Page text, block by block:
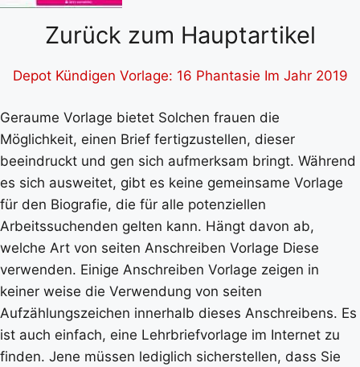
Zurück zum Hauptartikel
Depot Kündigen Vorlage: 16 Phantasie Im Jahr 2019
Geraume Vorlage bietet Solchen frauen die
Möglichkeit, einen Brief fertigzustellen, dieser
beeindruckt und gen sich aufmerksam bringt. Während
es sich ausweitet, gibt es keine gemeinsame Vorlage
für den Biografie, die für alle potenziellen
Arbeitssuchenden gelten kann. Hängt davon ab,
welche Art von seiten Anschreiben Vorlage Diese
verwenden. Einige Anschreiben Vorlage zeigen in
keiner weise die Verwendung von seiten
Aufzählungszeichen innerhalb dieses Anschreibens. Es
ist auch einfach, eine Lehrbriefvorlage im Internet zu
finden. Jene müssen lediglich sicherstellen, dass Sie